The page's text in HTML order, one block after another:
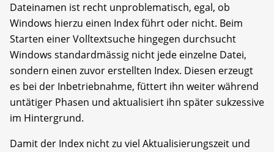
Dateinamen ist recht unproblematisch, egal, ob
Windows hierzu einen Index führt oder nicht. Beim
Starten einer Volltextsuche hingegen durchsucht
Windows standardmässig nicht jede einzelne Datei,
sondern einen zuvor erstellten Index. Diesen erzeugt
es bei der Inbetriebnahme, füttert ihn weiter während
untätiger Phasen und aktualisiert ihn später sukzessive
im Hintergrund.
Damit der Index nicht zu viel Aktualisierungszeit und